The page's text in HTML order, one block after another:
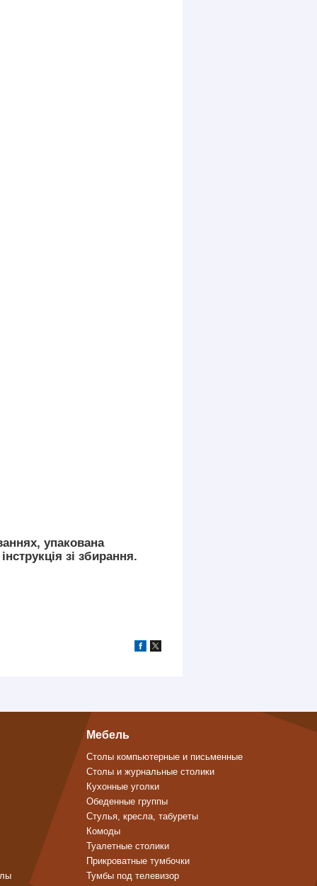
упакована
зі збирання.
Мебель
Столы компьютерные и письменные
Столы и журнальные столики
Кухонные уголки
Обеденные группы
Стулья, кресла, табуреты
Комоды
Туалетные столики
Прикроватные тумбочки
Тумбы под телевизор